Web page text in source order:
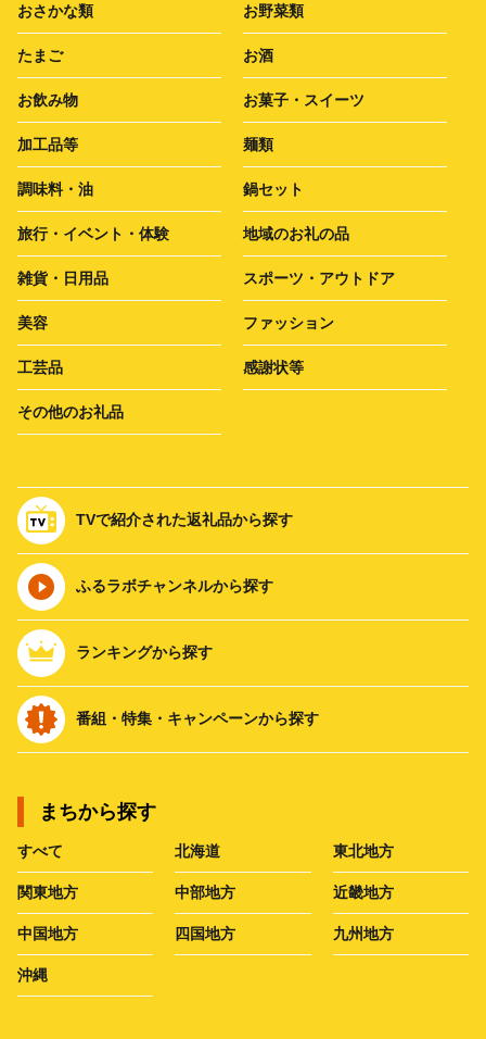
おさかな類 お野菜類
たまご お酒
お飲み物 お菓子・スイーツ
加工品等 麺類
調味料・油 鍋セット
旅行・イベント・体験 地域のお礼の品
雑貨・日用品 スポーツ・アウトドア
美容 ファッション
工芸品 感謝状等
その他のお礼品
TVで紹介された返礼品から探す
ふるラボチャンネルから探す
ランキングから探す
番組・特集・キャンペーンから探す
まちから探す
すべて 北海道 東北地方
関東地方 中部地方 近畿地方
中国地方 四国地方 九州地方
沖縄